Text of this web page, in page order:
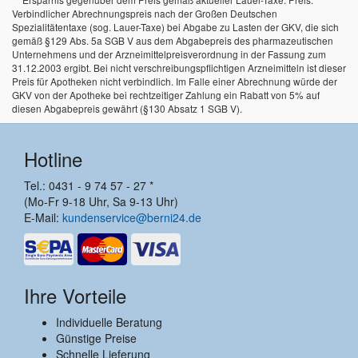
Verbindlicher Abrechnungspreis nach der Großen Deutschen
Spezialitätentaxe (sog. Lauer-Taxe) bei Abgabe zu Lasten der GKV, die sich
gemäß §129 Abs. 5a SGB V aus dem Abgabepreis des pharmazeutischen
Unternehmens und der Arzneimittelpreisverordnung in der Fassung zum
31.12.2003 ergibt. Bei nicht verschreibungspflichtigen Arzneimitteln ist dieser
Preis für Apotheken nicht verbindlich. Im Falle einer Abrechnung würde der
GKV von der Apotheke bei rechtzeitiger Zahlung ein Rabatt von 5% auf
diesen Abgabepreis gewährt (§130 Absatz 1 SGB V).
Hotline
Tel.: 0431 - 9 74 57 - 27 *
(Mo-Fr 9-18 Uhr, Sa 9-13 Uhr)
E-Mail: kundenservice@berni24.de
Ihre Vorteile
Individuelle Beratung
Günstige Preise
Schnelle Lieferung